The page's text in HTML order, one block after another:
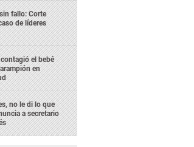
fallo: Corte
de líderes
el bebé
en
no le di lo que
a secretario